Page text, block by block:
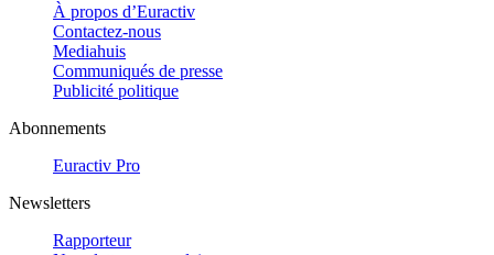
À propos d’Euractiv
Contactez-nous
Mediahuis
Communiqués de presse
Publicité politique
Abonnements
Euractiv Pro
Newsletters
Rapporteur